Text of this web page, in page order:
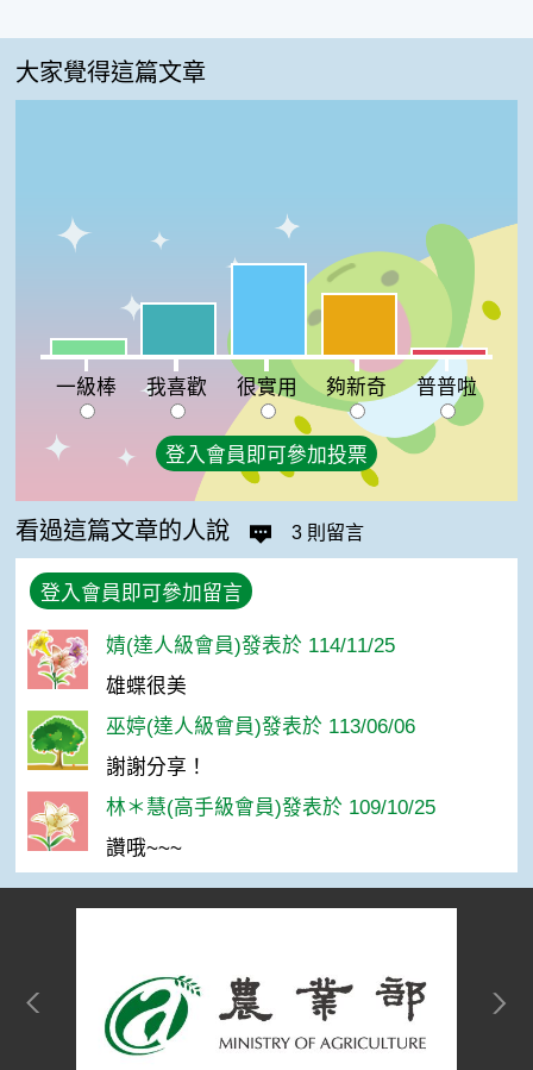
大家覺得這篇文章
一級棒:7%
我喜歡:23%
很實用:40%
夠新奇:27%
普普啦:3%
一級棒
我喜歡 很實用 夠新奇 普普啦
登入會員即可參加投票
看過這篇文章的人說 3 則留言
登入會員即可參加留言
婧(達人級會員)發表於 114/11/25
雄蝶很美
巫婷(達人級會員)發表於 113/06/06
謝謝分享！
林＊慧(高手級會員)發表於 109/10/25
讚哦~~~